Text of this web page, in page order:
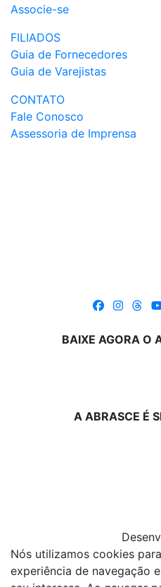
Associe-se
FILIADOS
Guia de Fornecedores
Guia de Varejistas
CONTATO
Fale Conosco
Assessoria de Imprensa
BAIXE AGORA O
A ABRASCE É
Nós utilizamos cookies
experiência de navegação